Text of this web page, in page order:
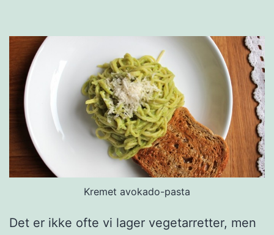
Kremet avokado-pasta
Det er ikke ofte vi lager vegetarretter, men